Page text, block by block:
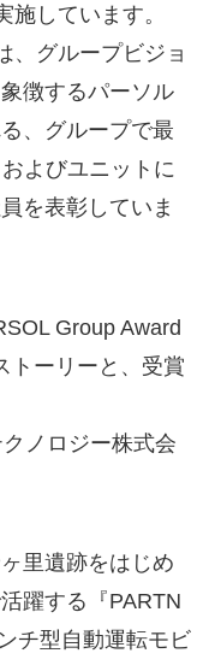
施しています。
、グループビジョ
徴するパーソル
、グループで最
よびユニットに
を表彰していま
Group Award
トーリーと、受賞
ノロジー株式会
里遺跡をはじめ
躍する『PARTN
チ型自動運転モビ